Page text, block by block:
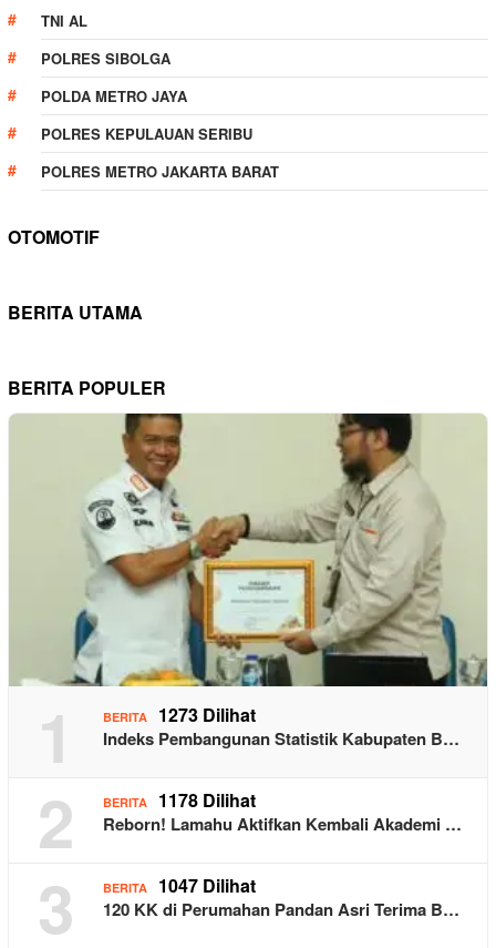
TNI AL
POLRES SIBOLGA
POLDA METRO JAYA
POLRES KEPULAUAN SERIBU
POLRES METRO JAKARTA BARAT
OTOMOTIF
BERITA UTAMA
BERITA POPULER
1 BERITA 1273 Dilihat
Indeks Pembangunan Statistik Kabupaten B…
2 BERITA 1178 Dilihat
Reborn! Lamahu Aktifkan Kembali Akademi …
3 BERITA 1047 Dilihat
120 KK di Perumahan Pandan Asri Terima B…